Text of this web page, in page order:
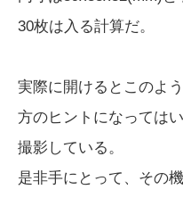
30枚は入る計算だ。
実際に開けるとこのよ
方のヒントになっては
撮影している。
是非手にとって、その